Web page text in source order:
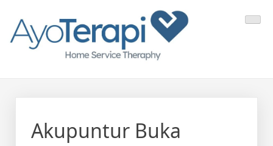
content
Ayo Terapi
Akupuntur Buka